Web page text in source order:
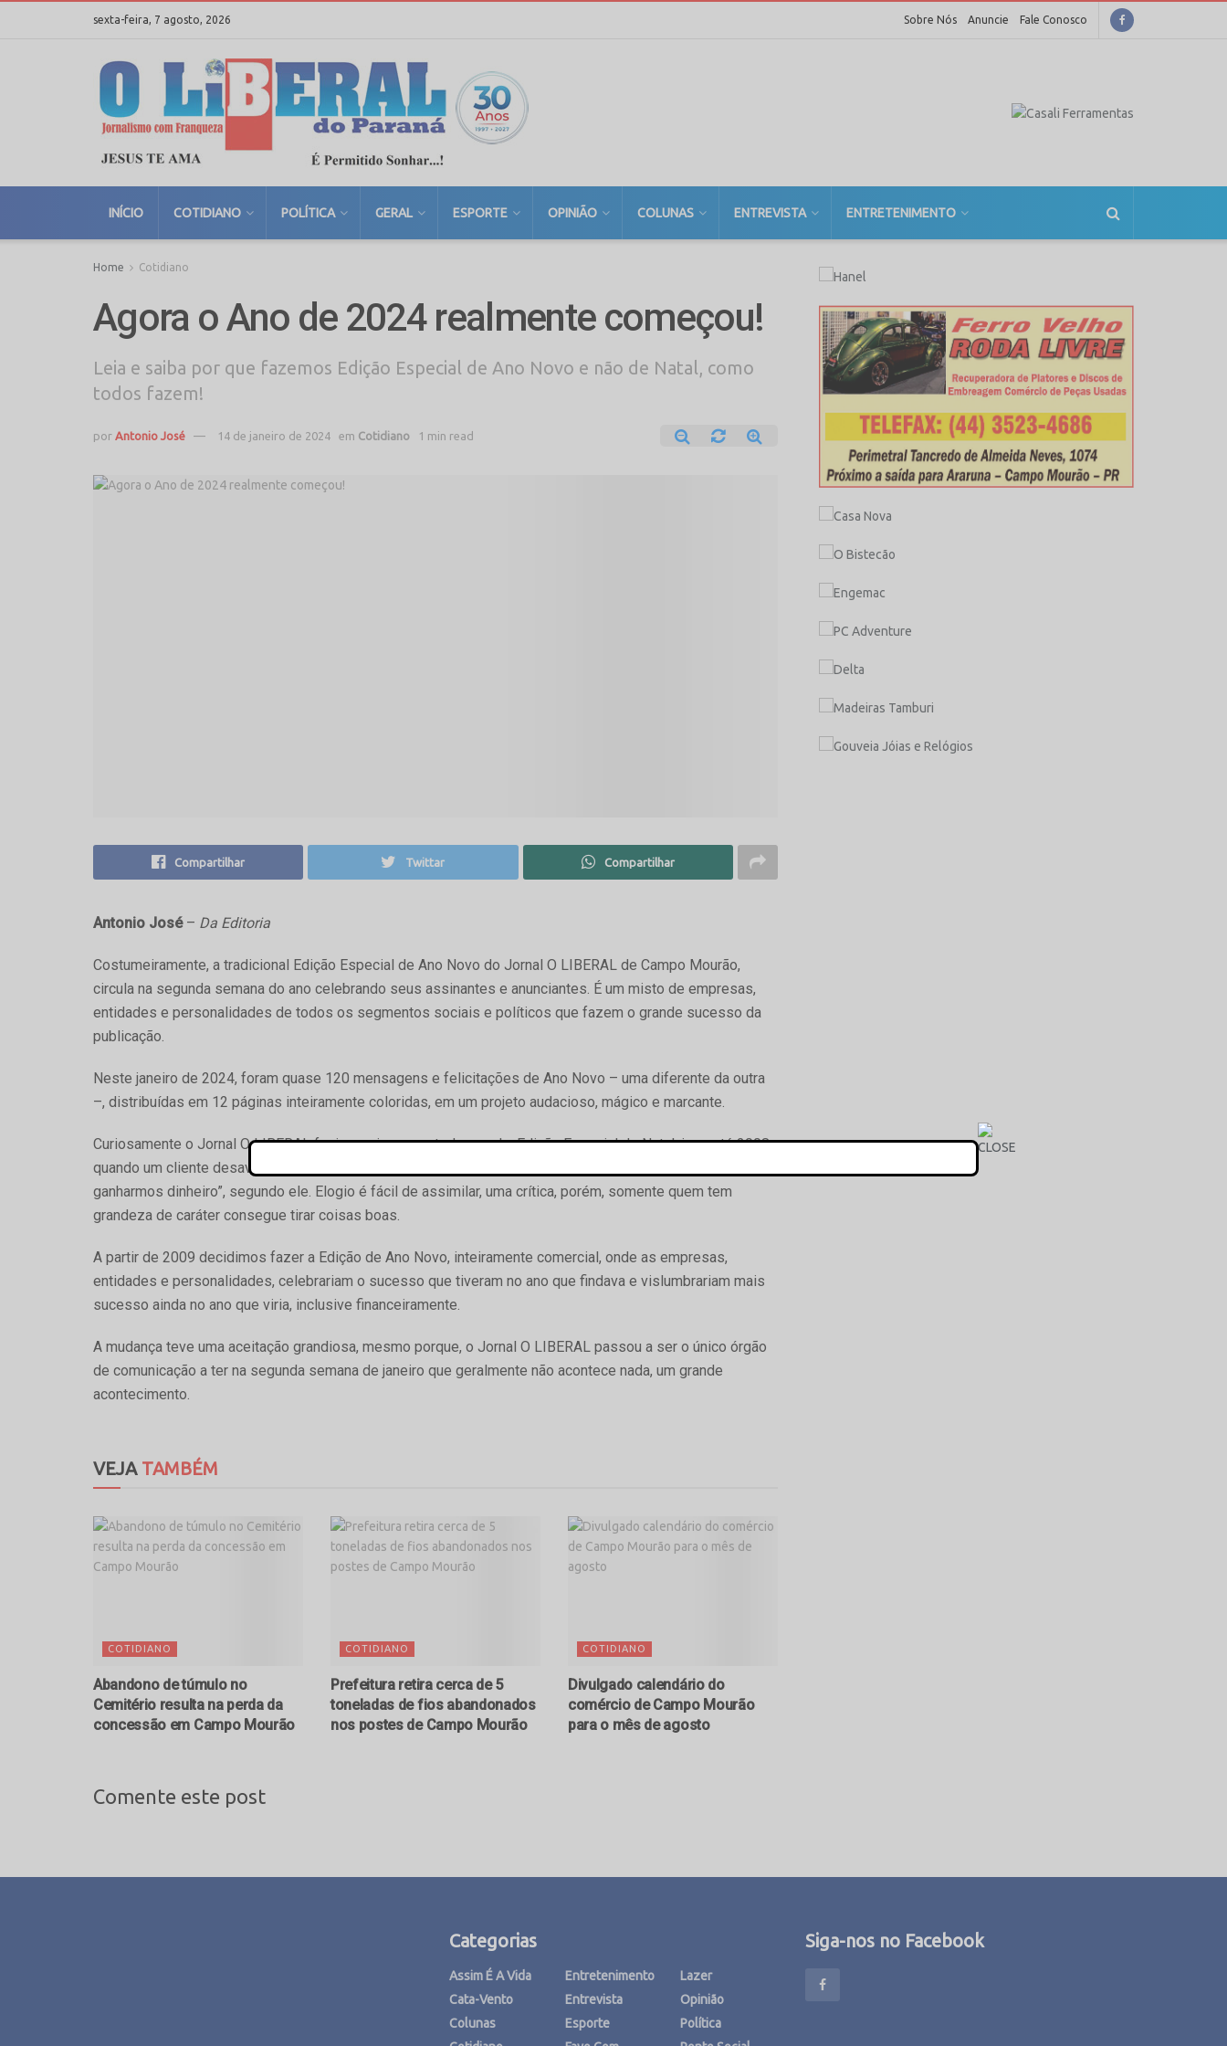
sexta-feira, 7 agosto, 2026 Sobre Nós Anuncie Fale Conosco
INÍCIO COTIDIANO POLÍTICA GERAL ESPORTE OPINIÃO COLUNAS ENTREVISTA ENTRETENIMENTO
Home Cotidiano
Agora o Ano de 2024 realmente começou!
Leia e saiba por que fazemos Edição Especial de Ano Novo e não de Natal, como
todos fazem!
por Antonio José 14 de janeiro de 2024 em Cotidiano 1 min read
Compartilhar Twittar Compartilhar
Antonio José– Da Editoria
Costumeiramente, a tradicional Edição Especial de Ano Novo do Jornal O LIBERAL de Campo Mourão,
circula na segunda semana do ano celebrando seus assinantes e anunciantes. É um misto de empresas,
entidades e personalidades de todos os segmentos sociais e políticos que fazem o grande sucesso da
publicação.
Neste janeiro de 2024, foram quase 120 mensagens e felicitações de Ano Novo – uma diferente da outra
–, distribuídas em 12 páginas inteiramente coloridas, em um projeto audacioso, mágico e marcante.
Curiosamente o Jornal O LIBERAL fazia, assim como todo mundo, Edição Especial de Natal, isso até 2008,
quando um cliente desavisado e mal criado, criticou o fato de usarmos o “nascimento de Jesus para
ganharmos dinheiro”, segundo ele. Elogio é fácil de assimilar, uma crítica, porém, somente quem tem
grandeza de caráter consegue tirar coisas boas.
A partir de 2009 decidimos fazer a Edição de Ano Novo, inteiramente comercial, onde as empresas,
entidades e personalidades, celebrariam o sucesso que tiveram no ano que findava e vislumbrariam mais
sucesso ainda no ano que viria, inclusive financeiramente.
A mudança teve uma aceitação grandiosa, mesmo porque, o Jornal O LIBERAL passou a ser o único órgão
de comunicação a ter na segunda semana de janeiro que geralmente não acontece nada, um grande
acontecimento.
VEJATAMBÉM
COTIDIANO
Abandono de túmulo no
Cemitério resulta na perda da
concessão em Campo Mourão
COTIDIANO
Prefeitura retira cerca de 5
toneladas de fios abandonados
nos postes de Campo Mourão
COTIDIANO
Divulgado calendário do
comércio de Campo Mourão
para o mês de agosto
Comente este post
Categorias
Assim É A Vida
Cata-Vento
Colunas
Entretenimento
Entrevista
Esporte
Lazer
Opinião
Política
Siga-nos no Facebook